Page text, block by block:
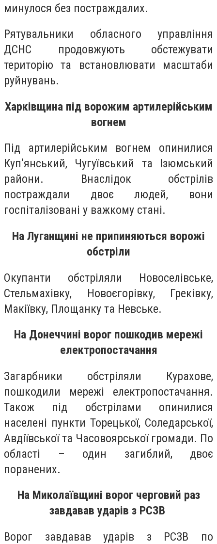
минулося без постраждалих.
Рятувальники обласного управління
ДСНС продовжують обстежувати
територію та встановлювати масштаби
руйнувань.
Харківщина під ворожим артилерійським
вогнем
Під артилерійським вогнем опинилися
Куп‘янський, Чугуївський та Ізюмський
райони. Внаслідок обстрілів
постраждали двоє людей, вони
госпіталізовані у важкому стані.
На Луганщині не припиняються ворожі
обстріли
Окупанти обстріляли Новоселівське,
Стельмахівку, Новоєгорівку, Греківку,
Макіївку, Площанку та Невське.
На Донеччині ворог пошкодив мережі
електропостачання
Загарбники обстріляли Курахове,
пошкодили мережі електропостачання.
Також під обстрілами опинилися
населені пункти Торецької, Соледарської,
Авдіївської та Часовоярської громади. По
області – один загиблий, двоє
поранених.
На Миколаївщині ворог черговий раз
завдавав ударів з РСЗВ
Ворог завдавав ударів з РСЗВ по